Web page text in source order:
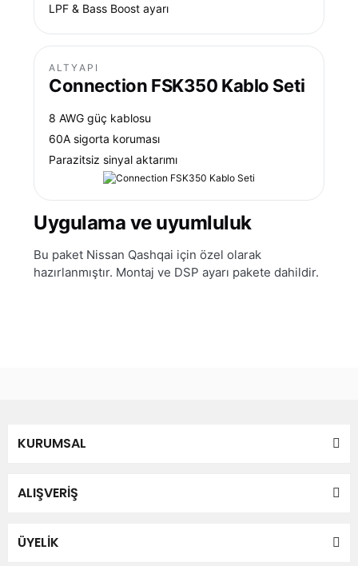
LPF & Bass Boost ayarı
ALTYAPI
Connection FSK350 Kablo Seti
8 AWG güç kablosu
60A sigorta koruması
Parazitsiz sinyal aktarımı
Uygulama ve uyumluluk
Bu paket Nissan Qashqai için özel olarak
hazırlanmıştır. Montaj ve DSP ayarı pakete dahildir.
Ürün resmi kalitesiz, bozuk veya görüntülenemiyor.
Ürün bilgilerinde hatalar bulunuyor.
Bu ürüne benzer farklı alternatifler olmalı.
KURUMSAL
ALIŞVERİŞ
ÜYELİK